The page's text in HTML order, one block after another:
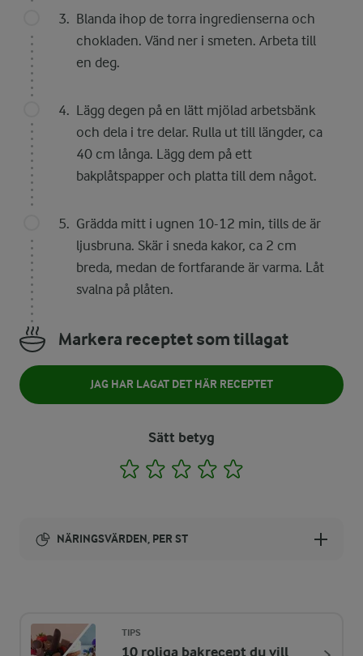
Blanda ihop de torra ingredienserna och
chokladen. Vänd ner i smeten. Arbeta till
en deg.
Lägg degen på en lätt mjölad arbetsbänk
och dela i tre delar. Rulla ut till längder, ca
40 cm långa. Lägg dem på ett
bakplåtspapper och platta till dem något.
Grädda mitt i ugnen 10-12 min, tills de är
ljusbruna. Skär i sneda kakor, ca 2 cm
breda, medan de fortfarande är varma. Låt
svalna på plåten.
Markera receptet som tillagat
JAG HAR LAGAT DET HÄR RECEPTET
Sätt betyg
1 2 3 4
NÄRINGSVÄRDEN, PER ST
TIPS
10 roliga bakrecept du vill